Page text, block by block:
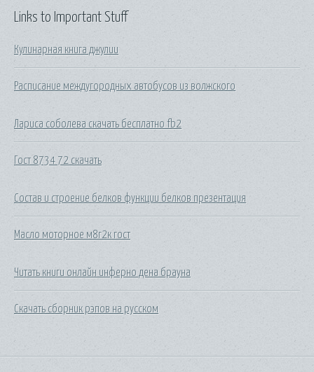
Links to Important Stuff
Кулинарная книга джулии
Расписание междугородных автобусов из волжского
Лариса соболева скачать бесплатно fb2
Гост 8734 72 скачать
Состав и строение белков функции белков презентация
Масло моторное м8г2к гост
Читать книги онлайн инферно дена брауна
Скачать сборник рэпов на русском